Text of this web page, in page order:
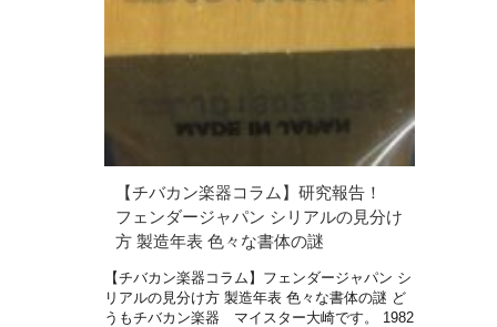
【チバカン楽器コラム】研究報告！
フェンダージャパン シリアルの見分け
方 製造年表 色々な書体の謎
【チバカン楽器コラム】フェンダージャパン シ
リアルの見分け方 製造年表 色々な書体の謎 ど
うもチバカン楽器 マイスター大崎です。 1982